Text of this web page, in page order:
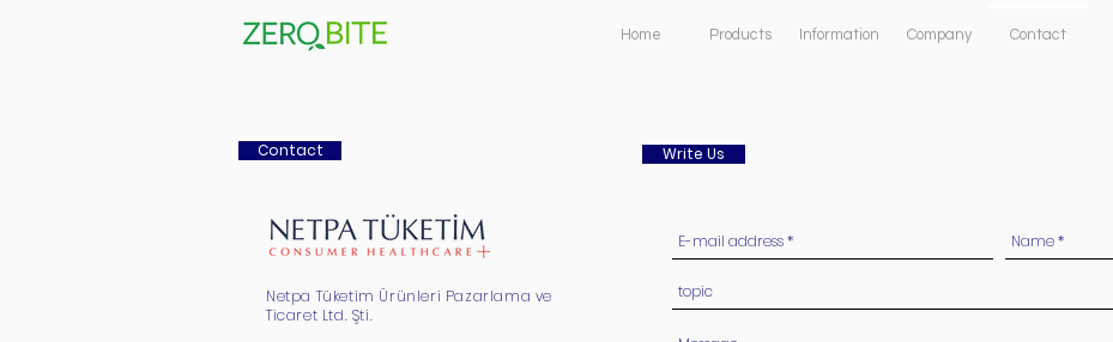
Home Products Information Company Contact
Contact
Netpa Tüketim Ürünleri Pazarlama ve
Ticaret Ltd. Şti.
Write Us